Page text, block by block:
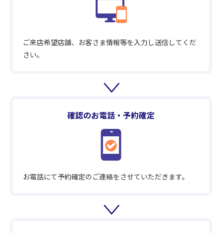
ご来店希望店舗、お客さま情報等を入力し送信してくだ
さい。
確認のお電話・予約確定
お電話にて予約確定のご連絡をさせていただきます。